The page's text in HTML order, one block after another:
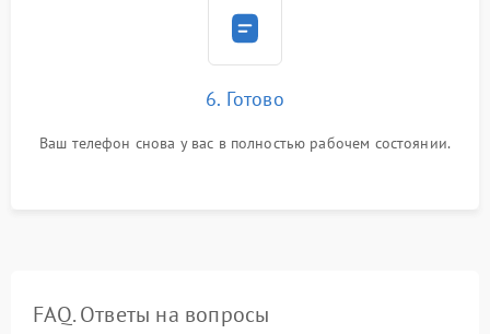
6. Готово
Ваш телефон снова у вас в полностью рабочем состоянии.
FAQ. Ответы на вопросы